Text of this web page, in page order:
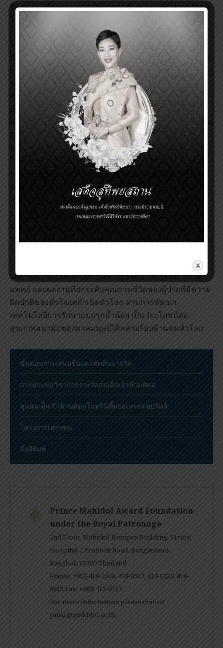
ของท่าน ได้วางรากฐานให้แก่การพัฒนาแนวทางการรักษา
โรคหัวใจที่ปลอดภัยและมีประสิทธิภาพมากยิ่งขึ้น
ในปี พ.ศ. 2518 นายแพทย์คิง และคณะ ได้ทำการรักษาผู้
ป่วยที่มีรูรั่วของผนังกั้นหัวใจช่องบน (Atrial Septal Defect)
รายแรกได้สำเร็จ โดยใช้อุปกรณ์ที่พัฒนาขึ้นใหม่เป็นรูปร่ม
ขนาดเล็ก (umbrella-shaped device) ซึ่งต่อมาเป็นที่รู้จัก
กันในชื่อ
King–Mills Cardiac Umbrella
อุปกรณ์นี้ถือ
เป็นนวัตกรรมการรักษาโรคหัวใจแบบไม่ต้องผ่าตัดเปิด
ทรวงอก โดยใช้วิธีใส่อุปกรณ์ผ่านสายสวนหลอดเลือดดำเพื่อ
ปิดรูรั่วของหัวใจ การรักษาด้วยอุปกรณ์ดังกล่าวช่วยลด
ความจำเป็นในการผ่าตัดใหญ่ ลดระยะเวลาพักรักษาตัวใน
โรงพยาบาล ลดภาวะแทรกซ้อน และช่วยให้ผู้ป่วยฟื้นตัวได้
รวดเร็วขึ้น นับเป็นความก้าวหน้าสำคัญในประวัติศาสตร์
การรักษาโรคหัวใจ ที่เชื่อมโยงนวัตกรรมเชิงวิศวกรรมและ
การประยุกต์ใช้ทางการแพทย์ และถือเป็นรากฐานสำคัญ
ของเทคโนโลยีการรักษาแบบรุกล้ำน้อย นายแพทย์คิงยังมี
ผลงานความเป็นเลิศในการสร้างสรรค์นวัตกรรมทางการ
แพทย์ และผลงานที่ยกระดับคุณภาพชีวิตของผู้ป่วยที่มีความ
ผิดปกติของหัวใจแต่กำเนิดทั่วโลก ผ่านการพัฒนา
เทคโนโลยีการรักษาแบบรุกล้ำน้อย เป็นประโยชน์ต่อ
สุขภาพอนามัยของมวลมนุษย์ได้หลายร้อยล้านคนทั่วโลก
ขั้นตอนการเสนอชื่อและตัดสินรางวัล
การประชุมวิชาการรางวัลสมเด็จเจ้าฟ้ามหิดล
ทุนสมเด็จเจ้าฟ้ามหิดลในทรินิตี้คอลเลจ เคมบริดจ์
โครงการเยาวชน
สิ่งตีพิมพ์
Prince Mahidol Award Foundation
under the Royal Patronage
2nd Floor, Mahidol-Bumpen Building, Siriraj
Hospital 2 Prannok Road, Bangkoknoi,
Bangkok 10700 Thailand
Phone: +662-418-2568, 418-0917, 418-0220, 418-
8615 Fax: +662-412-9717.
For more information please contact:
pmaf@mahidol.ac.th.